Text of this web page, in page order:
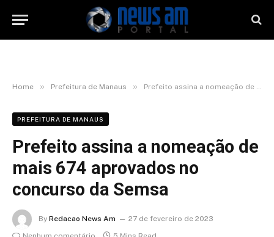
Home » Prefeitura de Manaus » Prefeito assina a nomeação de mais 674 aprovados no concurso da Semsa
PREFEITURA DE MANAUS
Prefeito assina a nomeação de
mais 674 aprovados no
concurso da Semsa
By Redacao News Am
27 de fevereiro de 2023